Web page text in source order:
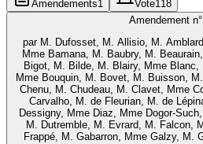
Amendements1 Vote118
Amendement n°
par M. Dufosset, M. Allisio, M.
Mme Bamana, M. Baubry, M.
Bigot, M. Bilde, M. Blairy, Mme Blanc,
Mme Bouquin, M. Bovet, M. Buisson,
Chenu, M. Chudeau, M. Clavet, Mme
Carvalho, M. de Fleurian, M. de
Dessigny, Mme Diaz, Mme Dogor-
M. Dutremble, M. Evrard, M. Falcon,
Frappé, M. Gabarron, Mme Galzy, M.